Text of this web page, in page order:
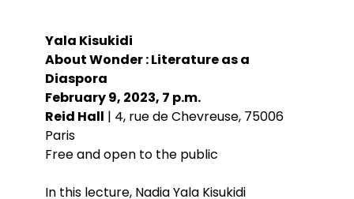
Groupe de recherche sur les archives
foucaldiennes
Jeune recherche
Projets scientifiques adossés à des
programmes
Anciens diplômés
Doctorants et postdoctorants visitants
Soutenances de thèses de doctorat
Soutenances de thèses HDR
Interventions extérieures
Autres événements
Appels à contributions
Dossiers et numéros de revues
Revue Cahiers critiques de philosophie
Revues et collections
Thèses
Actes audiovisuels
Votre Espace
Calendrier d’accueil
Calendrier de la vie scientifique du LLCP
Admission et inscription
Accès à distance (e-P8 | ADUM)
Guide WikiP8
Guide du doctorat
Bibliothèques universitaires
Yala Kisukidi
About Wonder : Literature as a
Diaspora
February 9, 2023, 7 p.m.
Reid Hall | 4, rue de Chevreuse, 75006
Paris
Free and open to the public
In this lecture, Nadia Yala Kisukidi